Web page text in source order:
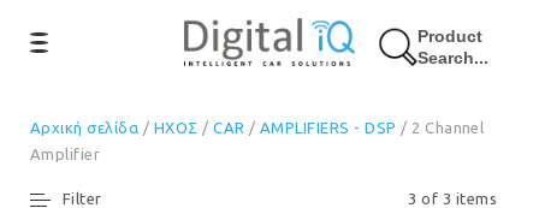
Product
Search...
Αρχική σελίδα / ΗΧΟΣ /CAR / AMPLIFIERS - DSP / 2 Channel
Amplifier
3 of 3 items
Filter